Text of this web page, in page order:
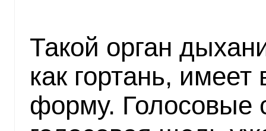
Такой орган
как гортань,
форму. Голосовые